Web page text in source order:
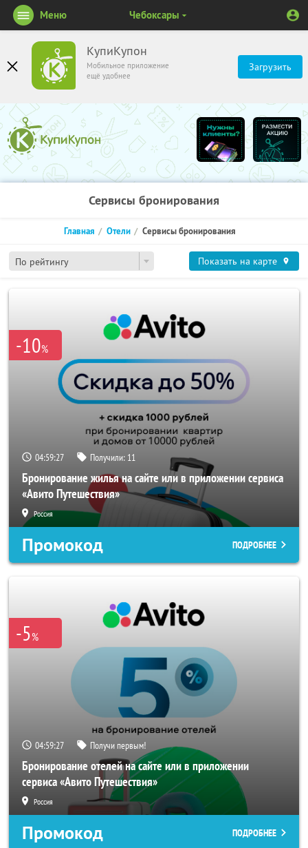
КупиКупон
Мобильное приложение
ещё удобнее
Загрузить
Меню Чебоксары
Сервисы бронирования
По рейтингу
Главная Отели Сервисы бронирования
Показать на карте
-10%
04:59:27 Получили: 11
Бронирование жилья на сайте или в приложении сервиса
«Авито Путешествия»
Россия
Промокод ПОДРОБНЕЕ
-5%
04:59:27 Получи первым!
Бронирование отелей на сайте или в приложении
сервиса «Авито Путешествия»
Россия
Промокод ПОДРОБНЕЕ